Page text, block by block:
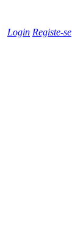
Login Registe-se